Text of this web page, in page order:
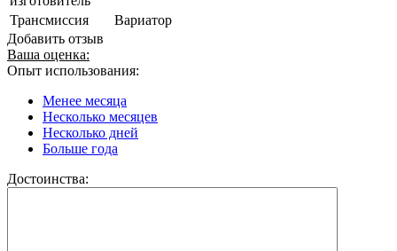
Трансмиссия
Вариатор
Добавить отзыв
Ваша оценка:
Опыт использования:
Менее месяца
Несколько месяцев
Несколько дней
Больше года
Достоинства: